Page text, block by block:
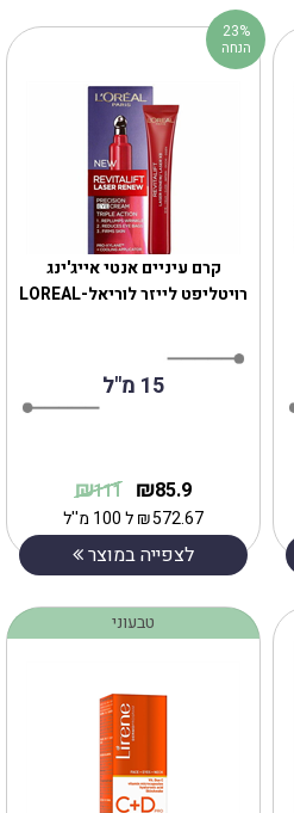
קרם עיניים אנטי אייג'ינג
רויטליפט לייזר לוריאל-LOREAL
15 מ"ל
85.9
₪
111
₪
572.67
₪ל 100 מ''ל
לצפייה במוצר
23%
הנחה
טבעוני